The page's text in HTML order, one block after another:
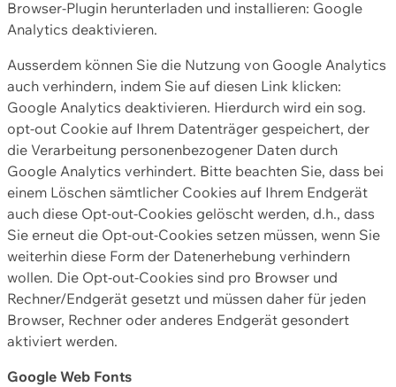
Browser-Plugin herunterladen und installieren: Google
Analytics deaktivieren.
Ausserdem können Sie die Nutzung von Google Analytics
auch verhindern, indem Sie auf diesen Link klicken:
Google Analytics deaktivieren. Hierdurch wird ein sog.
opt-out Cookie auf Ihrem Datenträger gespeichert, der
die Verarbeitung personenbezogener Daten durch
Google Analytics verhindert. Bitte beachten Sie, dass bei
einem Löschen sämtlicher Cookies auf Ihrem Endgerät
auch diese Opt-out-Cookies gelöscht werden, d.h., dass
Sie erneut die Opt-out-Cookies setzen müssen, wenn Sie
weiterhin diese Form der Datenerhebung verhindern
wollen. Die Opt-out-Cookies sind pro Browser und
Rechner/Endgerät gesetzt und müssen daher für jeden
Browser, Rechner oder anderes Endgerät gesondert
aktiviert werden.
Google Web Fonts